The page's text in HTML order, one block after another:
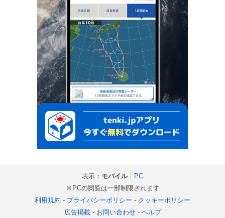
表示： モバイル｜ PC
※PCの閲覧は一部制限されます
利用規約 - プライバシーポリシー - クッキーポリシー
広告掲載- お問い合わせ- ヘルプ